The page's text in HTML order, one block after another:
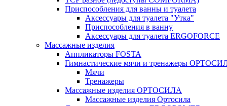
Приспособления для ванны и туалета
Аксессуары для туалета "Утка"
Приспособления в ванну
Аксессуары для туалета ERGOFORCE
Массажные изделия
Аппликаторы FOSTA
Гимнастические мячи и тренажеры
Мячи
Тренажеры
Массажные изделия ОРТОСИЛА
Массажные изделия Ортосила